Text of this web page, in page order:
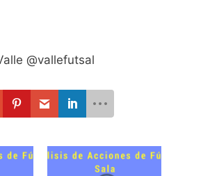
@vallefutsal